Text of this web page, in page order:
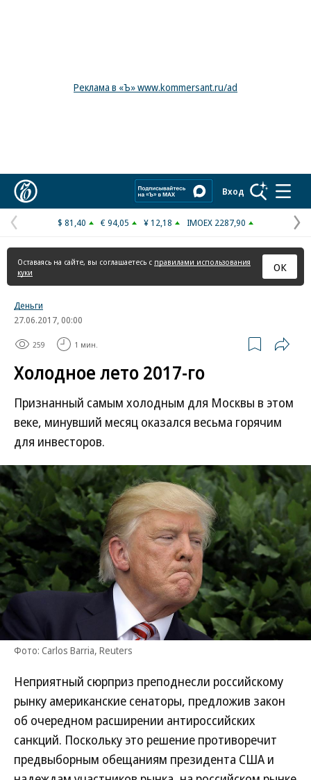
Реклама в «Ъ» www.kommersant.ru/ad
Вход
Предыдущая
страница
$ 81,40 € 94,05 ¥ 12,18 IMOEX 2287,90
Оставаясь на сайте, вы соглашаетесь с правилами использования
куки
ОК
Деньги
27.06.2017, 00:00
259 1 мин.
Холодное лето 2017-го
Признанный самым холодным для Москвы в этом
веке, минувший месяц оказался весьма горячим
для инвесторов.
Фото: Carlos Barria, Reuters
Неприятный сюрприз преподнесли российскому
рынку американские сенаторы, предложив закон
об очередном расширении антироссийских
санкций. Поскольку это решение противоречит
предвыборным обещаниям президента США и